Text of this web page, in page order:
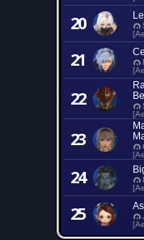
20
21
22
23
24
25